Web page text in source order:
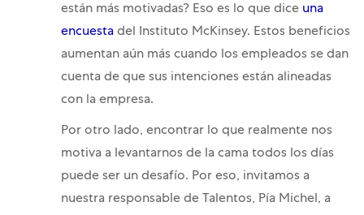
están más motivadas? Eso es lo que dice una
encuestadel Instituto McKinsey. Estos beneficios
aumentan aún más cuando los empleados se dan
cuenta de que sus intenciones están alineadas
con la empresa.
Por otro lado, encontrar lo que realmente nos
motiva a levantarnos de la cama todos los días
puede ser un desafío. Por eso, invitamos a
nuestra responsable de Talentos, Pía Michel, a